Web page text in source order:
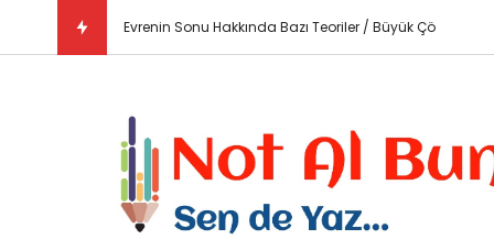
Evrenin Sonu Hakkında Bazı Teoriler / Büyük Çöküş ve